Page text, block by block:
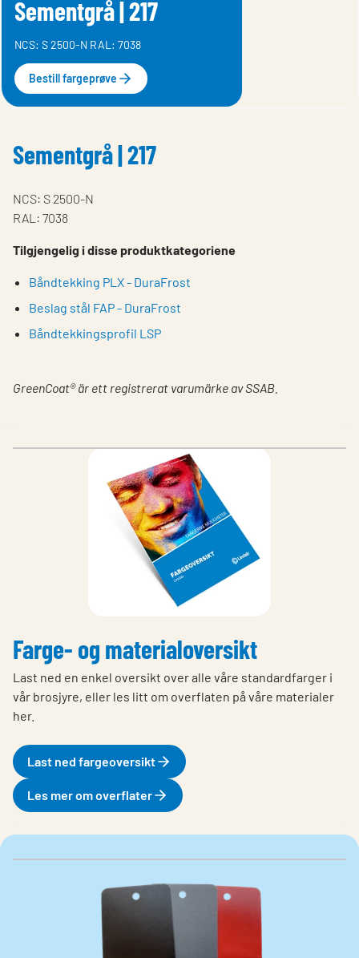
Sementgrå | 217
NCS: S 2500-N RAL: 7038
Bestill fargeprøve
Sementgrå | 217
NCS: S 2500-N
RAL: 7038
Tilgjengelig i disse produktkategoriene
Båndtekking PLX - DuraFrost
Beslag stål FAP - DuraFrost
Båndtekkingsprofil LSP
GreenCoat® är ett registrerat varumärke av SSAB.
Farge- og materialoversikt
Last ned en enkel oversikt over alle våre standardfarger i
vår brosjyre, eller les litt om overflaten på våre materialer
her.
Last ned fargeoversikt
Les mer om overflater